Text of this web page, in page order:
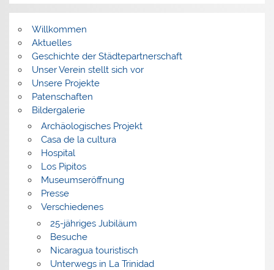
Willkommen
Aktuelles
Geschichte der Städtepartnerschaft
Unser Verein stellt sich vor
Unsere Projekte
Patenschaften
Bildergalerie
Archäologisches Projekt
Casa de la cultura
Hospital
Los Pipitos
Museumseröffnung
Presse
Verschiedenes
25-jähriges Jubiläum
Besuche
Nicaragua touristisch
Unterwegs in La Trinidad